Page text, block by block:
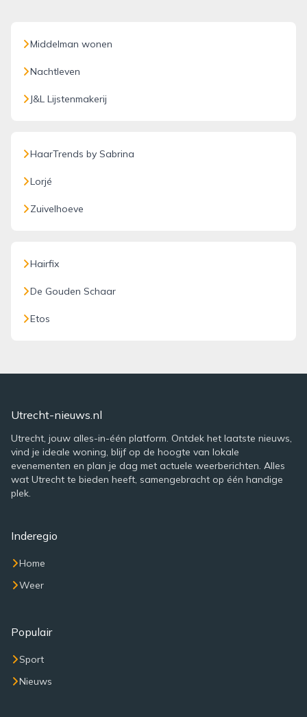
Middelman wonen
Nachtleven
J&L Lijstenmakerij
HaarTrends by Sabrina
Lorjé
Zuivelhoeve
Hairfix
De Gouden Schaar
Etos
Utrecht-nieuws.nl
Utrecht, jouw alles-in-één platform. Ontdek het laatste nieuws,
vind je ideale woning, blijf op de hoogte van lokale
evenementen en plan je dag met actuele weerberichten. Alles
wat Utrecht te bieden heeft, samengebracht op één handige
plek.
Inderegio
Home
Weer
Populair
Sport
Nieuws